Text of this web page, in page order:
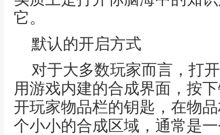
它。
默认的开启方式
对于大多数玩家而言，打
用游戏内建的合成界面，按
开玩家物品栏的钥匙，在物
个小小的合成区域，通常是